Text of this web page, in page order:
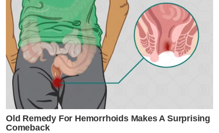
Old Remedy For Hemorrhoids Makes A Surprising
Comeback